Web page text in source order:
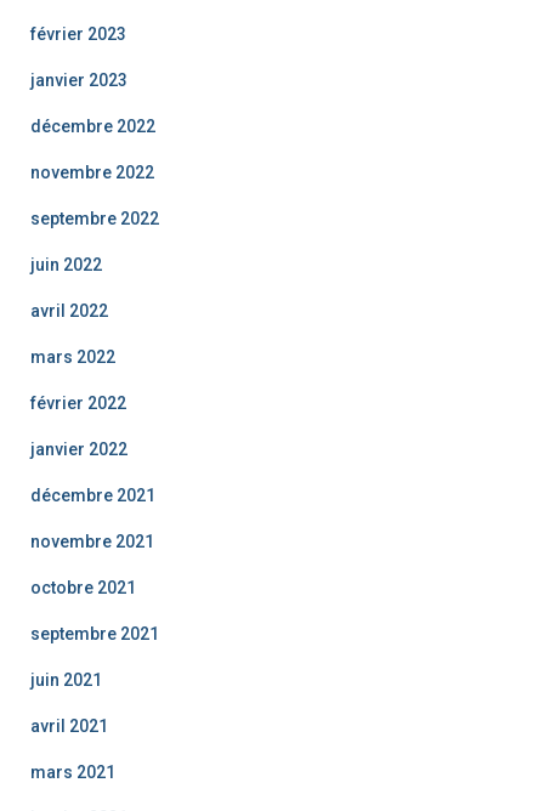
février 2023
janvier 2023
décembre 2022
novembre 2022
septembre 2022
juin 2022
avril 2022
mars 2022
février 2022
janvier 2022
décembre 2021
novembre 2021
octobre 2021
septembre 2021
juin 2021
avril 2021
mars 2021